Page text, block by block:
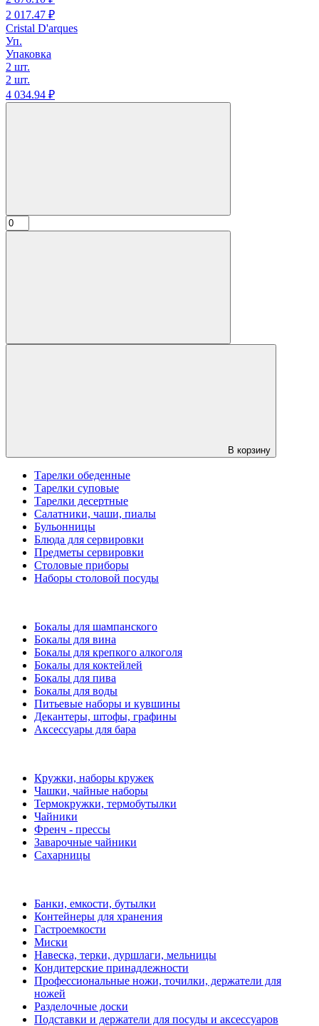
2 017.47 ₽
Cristal D'arques
Уп.
Упаковка
2 шт.
2 шт.
4 034.94 ₽
В корзину
Тарелки обеденные
Тарелки суповые
Тарелки десертные
Салатники, чаши, пиалы
Бульонницы
Блюда для сервировки
Предметы сервировки
Столовые приборы
Наборы столовой посуды
Бокалы для шампанского
Бокалы для вина
Бокалы для крепкого алкоголя
Бокалы для коктейлей
Бокалы для пива
Бокалы для воды
Питьевые наборы и кувшины
Декантеры, штофы, графины
Аксессуары для бара
Кружки, наборы кружек
Чашки, чайные наборы
Термокружки, термобутылки
Чайники
Френч - прессы
Заварочные чайники
Сахарницы
Банки, емкости, бутылки
Контейнеры для хранения
Гастроемкости
Миски
Навеска, терки, дуршлаги, мельницы
Кондитерские принадлежности
Профессиональные ножи, точилки, держатели для
ножей
Разделочные доски
Подставки и держатели для посуды и аксессуаров